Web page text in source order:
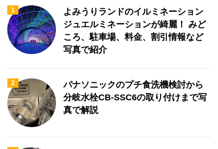
1
よみうりランドのイルミネーション
ジュエルミネーションが綺麗！ みど
ころ、駐車場、料金、割引情報など
写真で紹介
2
パナソニックのプチ食洗機検討から
分岐水栓CB-SSC6の取り付けまで写
真で解説